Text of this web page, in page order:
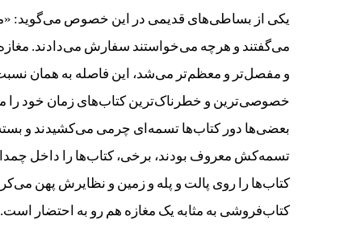
یکی از بساطی‌های قدیمی در این خصوص می‌گوید:
می‌گفتند و هرچه می‌خواستند سفارش می‌دادند.
و مفصل‌تر و معظم‌تر می‌شد، این فاصله به همان
بعضی‌ها دور کتاب‌ها تسمه‌ای چرمی می‌کشیدند و بستۀ
تسمه‌کش معروف بودند، برخی، کتاب‌ها را داخل
کتاب‌ها را روی پالت و پله و زمین و نظایرش پهن
کتاب‌فروشی به مثابه یک مغازه هم رو به احتضار است.